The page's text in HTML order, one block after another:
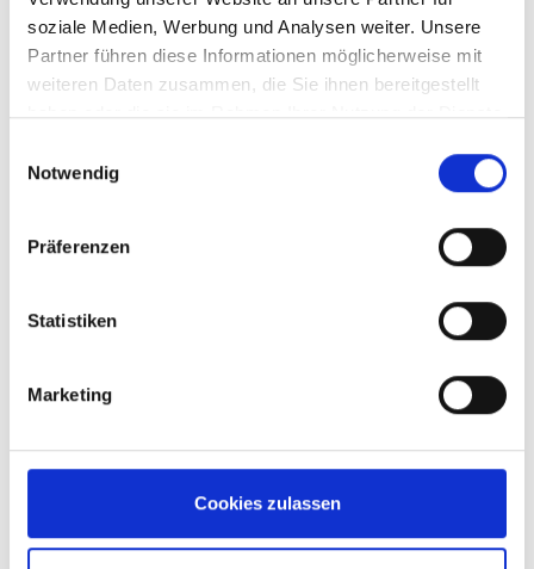
soziale Medien, Werbung und Analysen weiter. Unsere
Partner führen diese Informationen möglicherweise mit
weiteren Daten zusammen, die Sie ihnen bereitgestellt
haben oder die sie im Rahmen Ihrer Nutzung der Dienste
Notwendig
Präferenzen
Statistiken
Marketing
Cookies zulassen
senden Sie uns eine E-Mail über das